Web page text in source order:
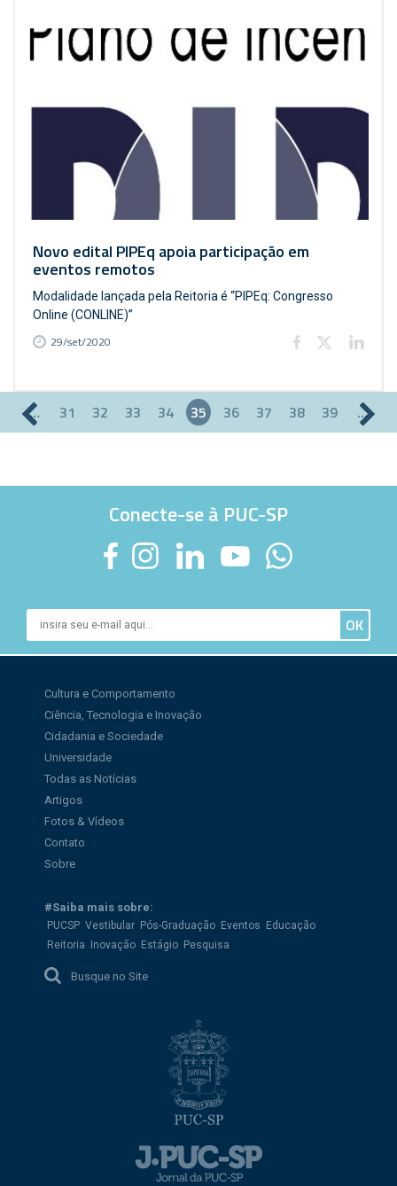
Novo edital PIPEq apoia participação em
eventos remotos
Modalidade lançada pela Reitoria é “PIPEq: Congresso
Online (CONLINE)”
29/set/2020
Páginas
… 31 32 33 34 35 36 37 38 39 …
Conecte-se à PUC-SP
Cultura e Comportamento
Ciência, Tecnologia e Inovação
Cidadania e Sociedade
Universidade
Todas as Notícias
Artigos
Fotos & Vídeos
Contato
Sobre
#Saiba mais sobre:
PUCSP Vestibular Pós-Graduação Eventos
Educação
Reitoria
Inovação Estágio Pesquisa
Busque no Site